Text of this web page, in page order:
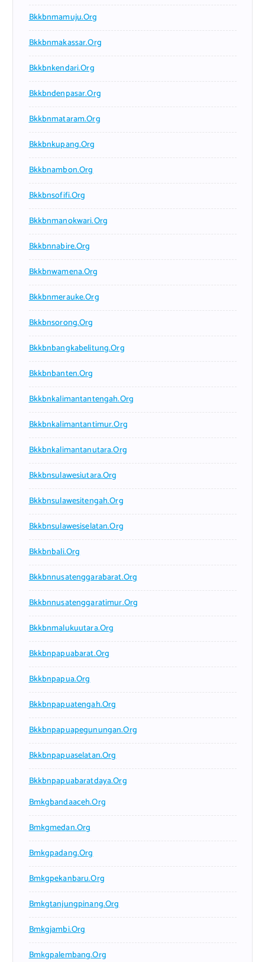
Bkkbnmamuju.org
Bkkbnmakassar.org
Bkkbnkendari.org
Bkkbndenpasar.org
Bkkbnmataram.org
Bkkbnkupang.org
Bkkbnambon.org
Bkkbnsofifi.org
Bkkbnmanokwari.org
Bkkbnnabire.org
Bkkbnwamena.org
Bkkbnmerauke.org
Bkkbnsorong.org
Bkkbnbangkabelitung.org
Bkkbnbanten.org
Bkkbnkalimantantengah.org
Bkkbnkalimantantimur.org
Bkkbnkalimantanutara.org
Bkkbnsulawesiutara.org
Bkkbnsulawesitengah.org
Bkkbnsulawesiselatan.org
Bkkbnbali.org
Bkkbnnusatenggarabarat.org
Bkkbnnusatenggaratimur.org
Bkkbnmalukuutara.org
Bkkbnpapuabarat.org
Bkkbnpapua.org
Bkkbnpapuatengah.org
Bkkbnpapuapegunungan.org
Bkkbnpapuaselatan.org
Bkkbnpapuabaratdaya.org
Bmkgbandaaceh.org
Bmkgmedan.org
Bmkgpadang.org
Bmkgpekanbaru.org
Bmkgtanjungpinang.org
Bmkgjambi.org
Bmkgpalembang.org